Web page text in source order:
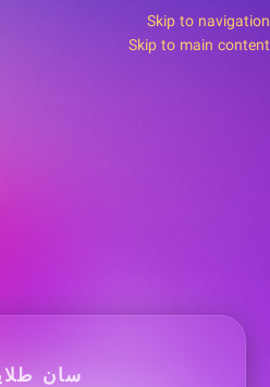
Skip to navigation
Skip to main content
سان